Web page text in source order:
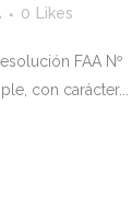
0 Likes
FAA Nº
con carácter...